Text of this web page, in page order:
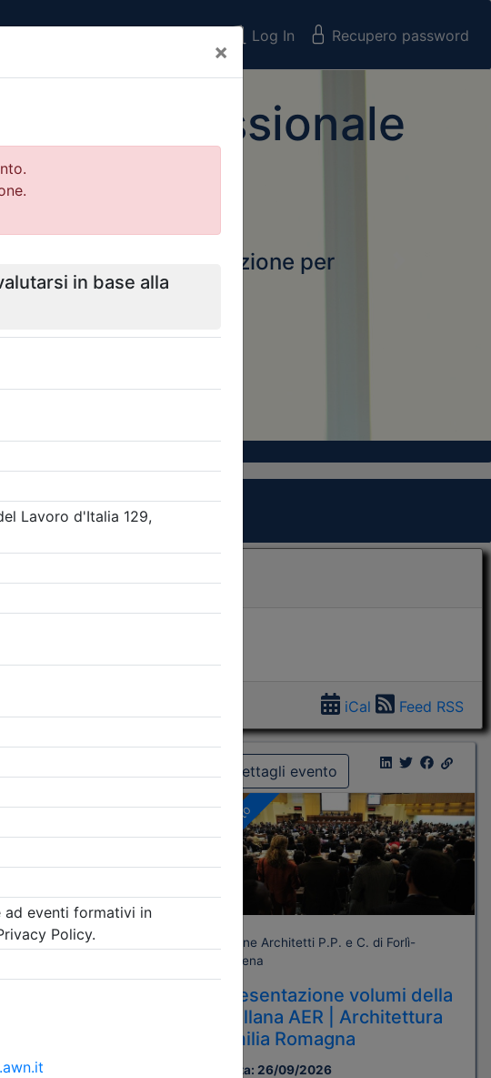
×
Log In Recupero password
Professionale
Il portale della formazione per
Ordini e Collegi
eventi
iCal Feed RSS
P.P. e C. di Forlì-
L.R.
Dettagli evento
Gratuito
Ordine Architetti P.P. e C. di Forlì-
Cesena
Presentazione volumi della
Collana AER | Architettura
Emilia Romagna
Data: 26/09/2026